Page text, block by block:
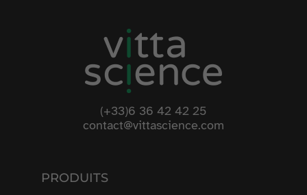
(+33)6 36 42 42 25
contact@vittascience.com
PRODUITS